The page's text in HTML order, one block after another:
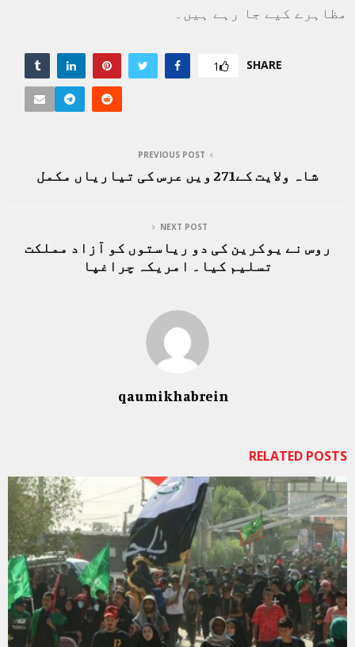
مظاہرے کیے جا رہے ہیں۔
SHARE
1
PREVIOUS POST
شاہ ولایت کے271 ویں عرس کی تیاریاں مکمل
NEXT POST
روس نے یوکرین کی دو ریاستوں کو آزاد مملکت
تسلیم کیا۔ امریکہ چراغپا
qaumikhabrein
RELATED POSTS